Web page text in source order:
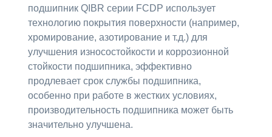
подшипник QIBR серии FCDP использует
технологию покрытия поверхности (например,
хромирование, азотирование и т.д.) для
улучшения износостойкости и коррозионной
стойкости подшипника, эффективно
продлевает срок службы подшипника,
особенно при работе в жестких условиях,
производительность подшипника может быть
значительно улучшена.